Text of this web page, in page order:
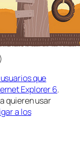
que
Explorer 6.
quieren usar
a los